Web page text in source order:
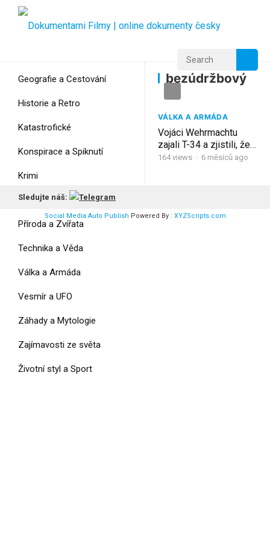
Geografie a Cestování
Historie a Retro
Katastrofické
Konspirace a Spiknutí
Krimi
Myšlení
Příroda a Zvířata
Technika a Věda
Válka a Armáda
Vesmír a UFO
Záhady a Mytologie
Zajímavosti ze světa
Životní styl a Sport
bezúdržbový
bezúdržbový
VÁLKA A ARMÁDA
Vojáci Wehrmachtu
zajali T-34 a zjistili, že
je bezúdržbový
164views · 6 měsíců ago
Sledujte náš:
Social Media Auto Publish Powered By : XYZScripts.com